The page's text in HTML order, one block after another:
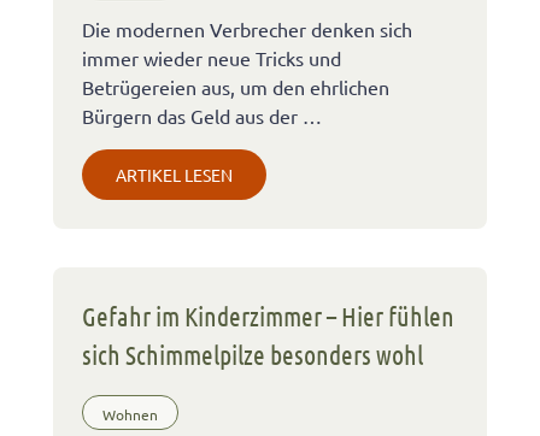
Die modernen Verbrecher denken sich
immer wieder neue Tricks und
Betrügereien aus, um den ehrlichen
Bürgern das Geld aus der …
ARTIKEL LESEN
Gefahr im Kinderzimmer – Hier fühlen
sich Schimmelpilze besonders wohl
Wohnen